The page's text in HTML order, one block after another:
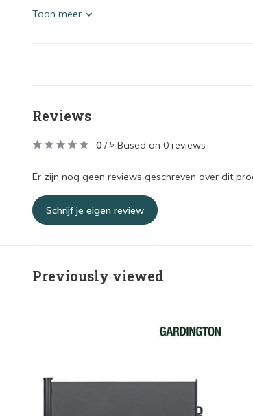
Toon meer
Reviews
0 / 5 Based on 0 reviews
Er zijn nog geen reviews geschreven over dit
Schrijf je eigen review
Previously viewed